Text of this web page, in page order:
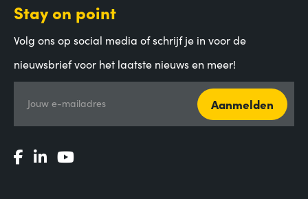
Stay on point
Volg ons op social media of schrijf je in voor de
nieuwsbrief voor het laatste nieuws en meer!
Jouw e-mailadres Aanmelden